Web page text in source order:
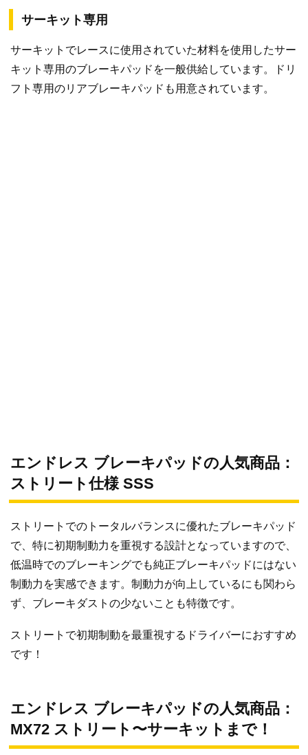
サーキット専用
サーキットでレースに使用されていた材料を使用したサー
キット専用のブレーキパッドを一般供給しています。ドリ
フト専用のリアブレーキパッドも用意されています。
エンドレス ブレーキパッドの人気商品：
ストリート仕様 SSS
ストリートでのトータルバランスに優れたブレーキパッド
で、特に初期制動力を重視する設計となっていますので、
低温時でのブレーキングでも純正ブレーキパッドにはない
制動力を実感できます。制動力が向上しているにも関わら
ず、ブレーキダストの少ないことも特徴です。
ストリートで初期制動を最重視するドライバーにおすすめ
です！
エンドレス ブレーキパッドの人気商品：
MX72 ストリート〜サーキットまで！